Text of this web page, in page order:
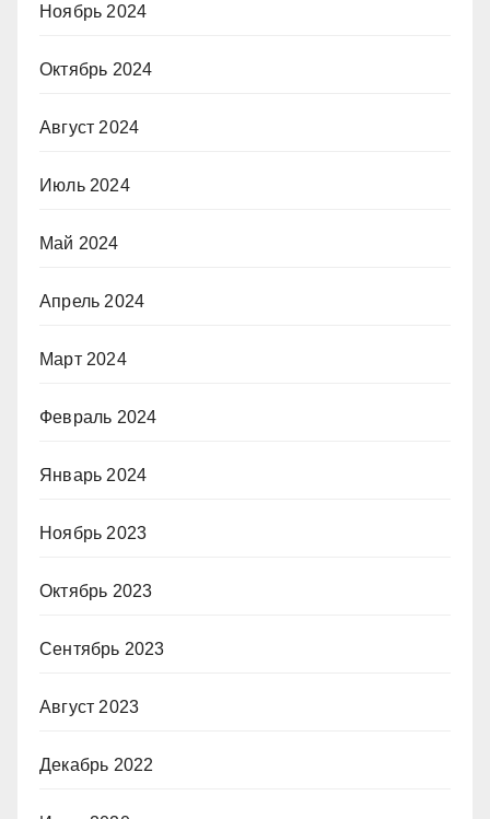
Ноябрь 2024
Октябрь 2024
Август 2024
Июль 2024
Май 2024
Апрель 2024
Март 2024
Февраль 2024
Январь 2024
Ноябрь 2023
Октябрь 2023
Сентябрь 2023
Август 2023
Декабрь 2022